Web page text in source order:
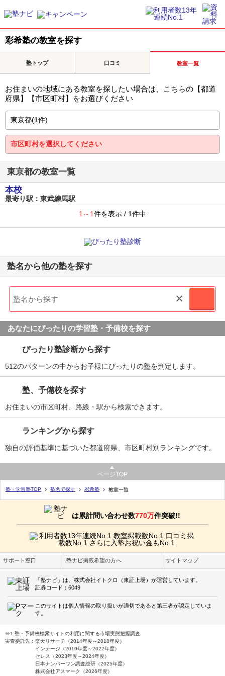
彩希塾の教室を探す
塾トップ 口コミ 教室一覧
お住まいの地域にある教室を探したい場合は、こちらの【都道
府県】【市区町村】をお選びください
東京都の教室一覧
本校
最寄り駅：東武練馬駅
1～1件を表示 / 1件中
塾名から他の塾を探す
×
あなたにぴったりの学習塾・予備校を探す
ぴったり塾診断から探す
512のパターンの中からお子様にぴったりの塾を判定します。
塾、予備校を探す
お住まいの市区町村、路線・駅から検索できます。
ランキングから探す
独自の評価基準に基づいた都道府県、市区町村別ランキングです。
ページTOP
塾・学習塾TOP 塾名で探す 彩希塾 教室一覧
は累計問い合わせ数770万件突破!!
サポート窓口 塾ナビ掲載希望の方へ サイトマップ
「塾ナビ」は、株式会社イトクロ（東証上場）が運営しています。
証券コード：6049
このサイトは個人情報の取り扱いが適切であると第三者が認定していま
す。
※1 塾・予備校検索サイトの利用に関する市場実態把握調査
実査委託先：楽天リサーチ（2014年度～2018年度）
インテージ（2019年度～2022年度）
セレス（2023年度～2024年度）
日本ナンバーワン調査総研（2025年度）
株式会社アスマーク（2026年度）